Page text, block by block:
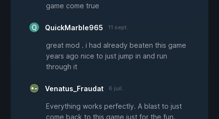
game come true
QuickMarble965 11 sept.
great mod . i had already beaten this game
years ago nice to just jump in and run
through it
Venatus_Fraudat 6 juil.
Everything works perfectly. A blast to just
come back to this game just for the fun.